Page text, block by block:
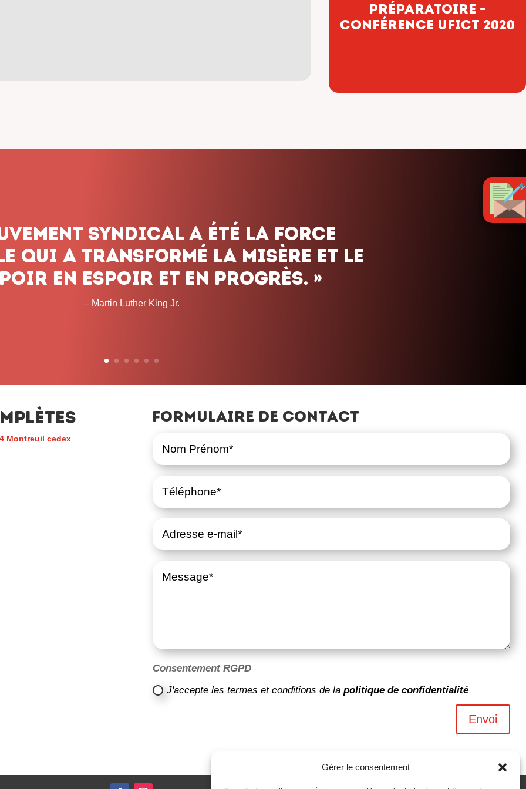
Gérer le consentement
préparatoire –
Conférence UFICT 2020
Montreuil cedex
Formulaire de contact
Consentement RGPD
J'accepte les termes et conditions de la politique de confidentialité
Envoi